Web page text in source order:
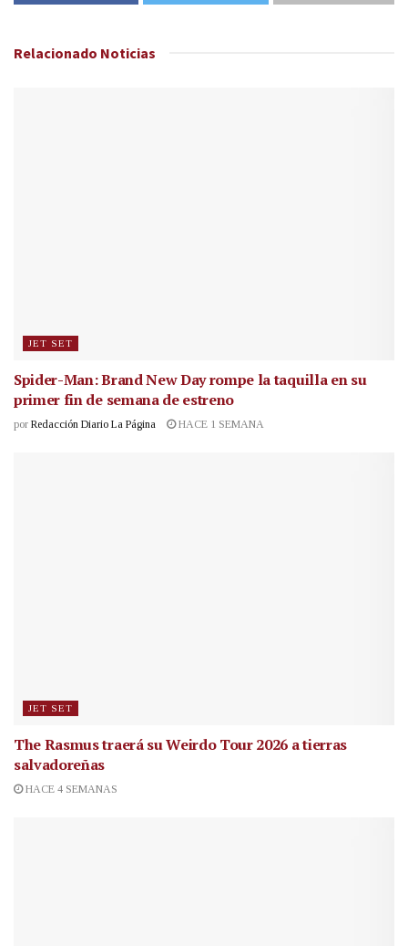
Relacionado Noticias
JET SET
Spider-Man: Brand New Day rompe la taquilla en su
primer fin de semana de estreno
por Redacción Diario La Página HACE 1 SEMANA
JET SET
The Rasmus traerá su Weirdo Tour 2026 a tierras
salvadoreñas
HACE 4 SEMANAS